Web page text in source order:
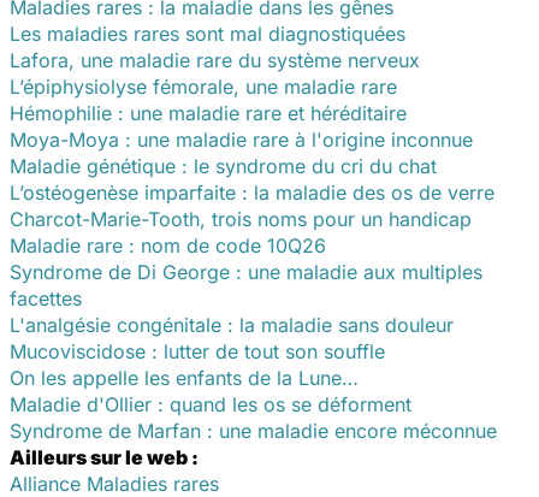
Maladies rares : la maladie dans les gênes
Les maladies rares sont mal diagnostiquées
Lafora, une maladie rare du système nerveux
L’épiphysiolyse fémorale, une maladie rare
Hémophilie : une maladie rare et héréditaire
Moya-Moya : une maladie rare à l'origine inconnue
Maladie génétique : le syndrome du cri du chat
L’ostéogenèse imparfaite : la maladie des os de verre
Charcot-Marie-Tooth, trois noms pour un handicap
Maladie rare : nom de code 10Q26
Syndrome de Di George : une maladie aux multiples
facettes
L'analgésie congénitale : la maladie sans douleur
Mucoviscidose : lutter de tout son souffle
On les appelle les enfants de la Lune…
Maladie d'Ollier : quand les os se déforment
Syndrome de Marfan : une maladie encore méconnue
Ailleurs sur le web :
Alliance Maladies rares